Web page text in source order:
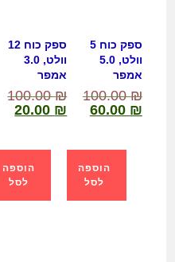
ספק כוח 5
וולט, 5.0
אמפר
100.00₪
60.00 ₪
הוספה
לסל
ספק כוח 12
וולט, 3.0
אמפר
100.00₪
20.00 ₪
הוספה
לסל